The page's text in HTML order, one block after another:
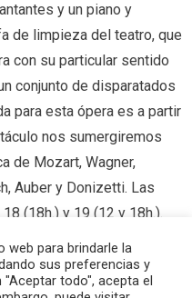
y un piano y
de limpieza del teatro, que
con su particular sentido
conjunto de disparatados
para esta ópera es a partir
nos sumergiremos
de Mozart, Wagner,
Auber y Donizetti. Las
(18h.) y 19 (12 y 18h.).
,Bost axola bemola,Planes
en familia,teatro arriaga
web para brindarle la
sus preferencias y
todo", acepta el